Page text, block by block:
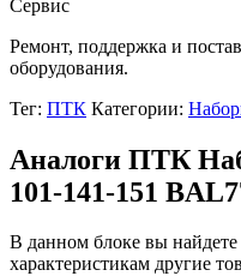
Сервис
Ремонт, поддержка и
оборудования.
Тег: ПТК Категории:
Аналоги ПТК
101-141-151
В данном блоке вы
характеристикам другие